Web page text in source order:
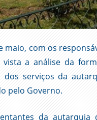
maio, com os
a análise da
serviços da
pelo Governo.
da autarquia